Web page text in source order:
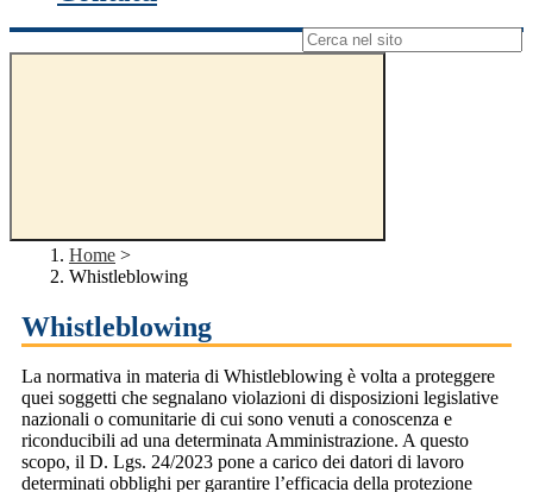
Campo di ricerca per le pagine del sito
Home >
Whistleblowing
Whistleblowing
La normativa in materia di Whistleblowing è volta a proteggere
quei soggetti che segnalano violazioni di disposizioni legislative
nazionali o comunitarie di cui sono venuti a conoscenza e
riconducibili ad una determinata Amministrazione. A questo
scopo, il D. Lgs. 24/2023 pone a carico dei datori di lavoro
determinati obblighi per garantire l’efficacia della protezione